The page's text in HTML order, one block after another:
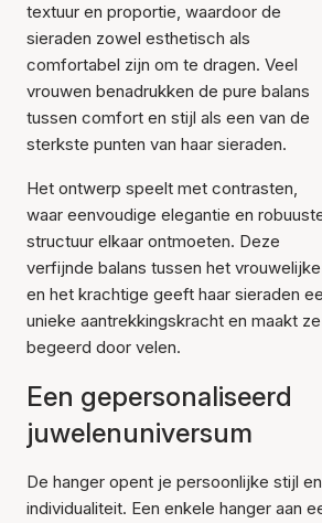
textuur en proportie, waardoor de
sieraden zowel esthetisch als
comfortabel zijn om te dragen. Veel
vrouwen benadrukken de pure balans
tussen comfort en stijl als een van de
sterkste punten van haar sieraden.
Het ontwerp speelt met contrasten,
waar eenvoudige elegantie en
structuur elkaar ontmoeten. Deze
verfijnde balans tussen het vrouwelijke
en het krachtige geeft haar sieraden
unieke aantrekkingskracht en maakt ze
begeerd door velen.
Een gepersonaliseerd
juwelenuniversum
De hanger opent je persoonlijke stijl en
individualiteit. Een enkele hanger aan